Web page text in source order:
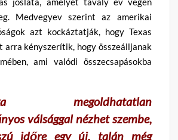
Medvegyev szerint az amerikai
azt kockáztatják, hogy Texas
arra kényszerítik, hogy összeálljanak
ami valódi összecsapásokba
megoldhatatlan
válsággal nézhet szembe,
időre egy új, talán még